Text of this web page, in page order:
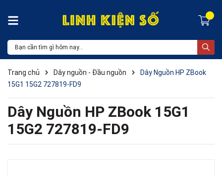
Trang chủ Dây nguồn - Đầu nguồn
Dây Nguồn HP ZBook
15G1 15G2 727819-FD9
Dây Nguồn HP ZBook 15G1
15G2 727819-FD9